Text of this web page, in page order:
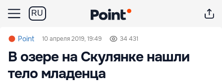
RU
Point 10 апреля 2019, 19:49 34 431
В озере на Скулянке нашли
тело младенца